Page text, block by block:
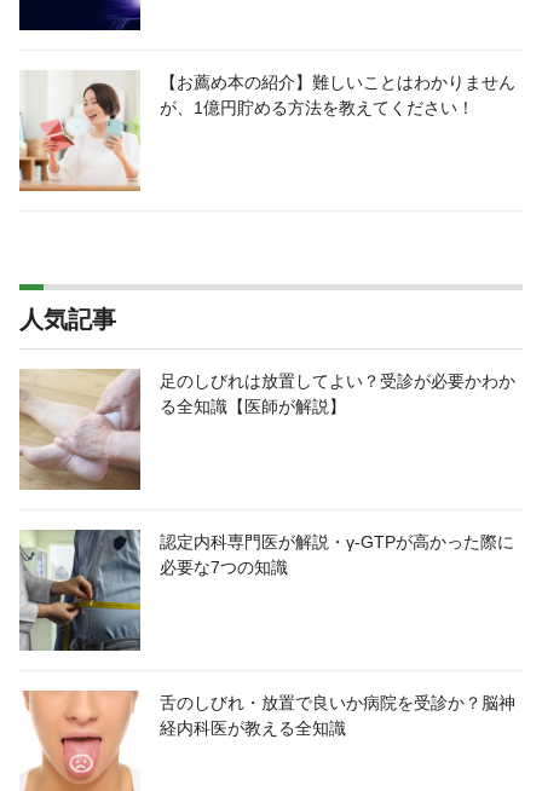
【お薦め本の紹介】難しいことはわかりません
が、1億円貯める方法を教えてください！
人気記事
足のしびれは放置してよい？受診が必要かわか
る全知識【医師が解説】
認定内科専門医が解説・γ-GTPが高かった際に
必要な7つの知識
舌のしびれ・放置で良いか病院を受診か？脳神
経内科医が教える全知識